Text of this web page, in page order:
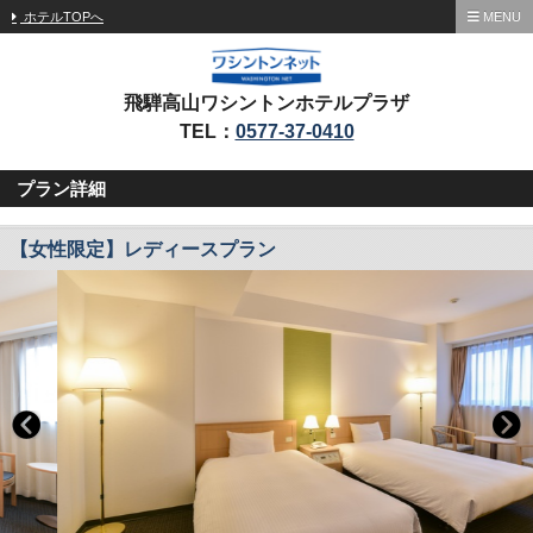
ホテルTOPへ MENU
飛騨高山ワシントンホテルプラザ
TEL： 0577-37-0410
プラン詳細
【女性限定】レディースプラン